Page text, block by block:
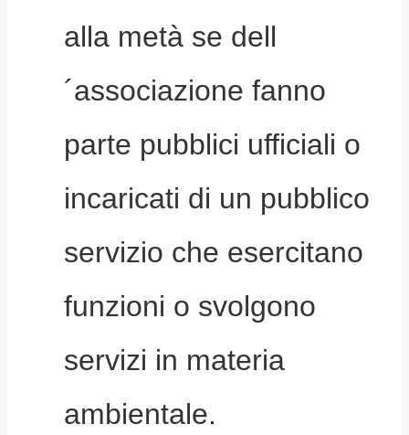
alla metà se dell
´associazione fanno
parte pubblici ufficiali o
incaricati di un pubblico
servizio che esercitano
funzioni o svolgono
servizi in materia
ambientale.